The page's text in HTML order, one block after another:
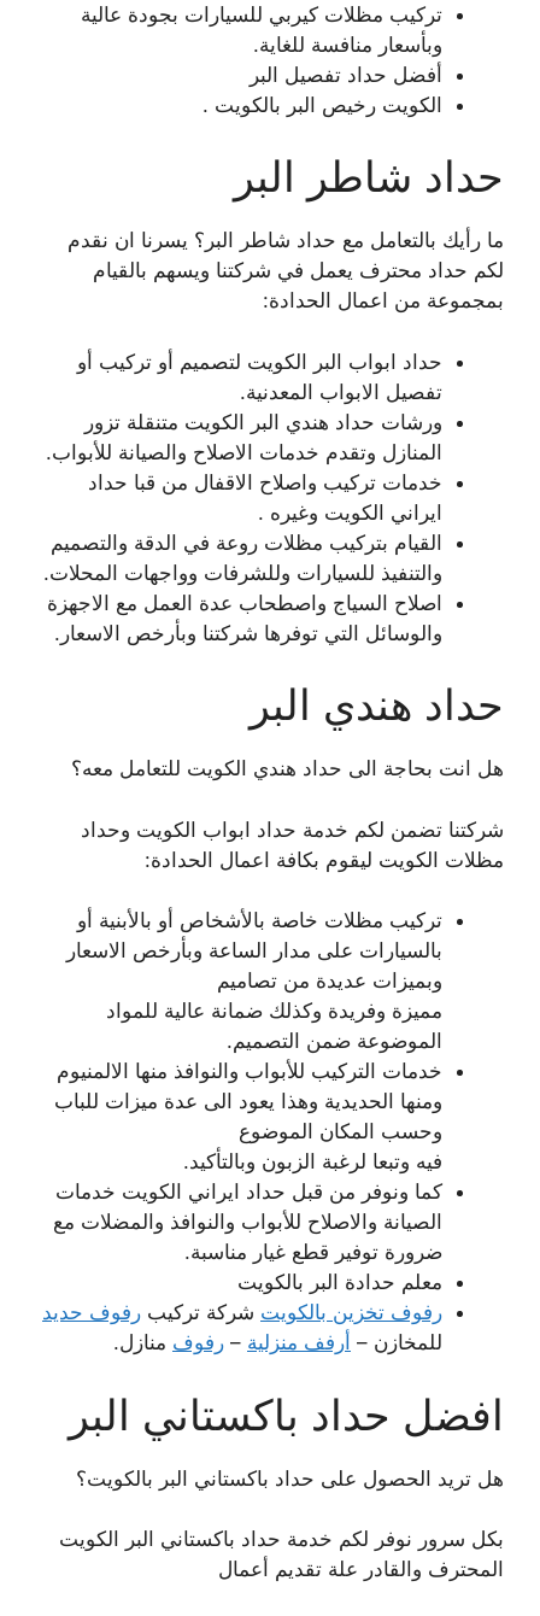
تركيب مظلات كيربي للسيارات بجودة عالية
وبأسعار منافسة للغاية.
أفضل حداد تفصيل البر
الكويت رخيص البر بالكويت .
حداد شاطر البر
ما رأيك بالتعامل مع حداد شاطر البر؟ يسرنا ان نقدم
لكم حداد محترف يعمل في شركتنا ويسهم بالقيام
بمجموعة من اعمال الحدادة:
حداد ابواب البر الكويت لتصميم أو تركيب أو
تفصيل الابواب المعدنية.
ورشات حداد هندي البر الكويت متنقلة تزور
المنازل وتقدم خدمات الاصلاح والصيانة للأبواب.
خدمات تركيب واصلاح الاقفال من قبا حداد
ايراني الكويت وغيره .
القيام بتركيب مظلات روعة في الدقة والتصميم
والتنفيذ للسيارات وللشرفات وواجهات المحلات.
اصلاح السياج واصطحاب عدة العمل مع الاجهزة
والوسائل التي توفرها شركتنا وبأرخص الاسعار.
حداد هندي البر
هل انت بحاجة الى حداد هندي الكويت للتعامل معه؟
شركتنا تضمن لكم خدمة حداد ابواب الكويت وحداد
مظلات الكويت ليقوم بكافة اعمال الحدادة:
تركيب مظلات خاصة بالأشخاص أو بالأبنية أو
بالسيارات على مدار الساعة وبأرخص الاسعار
وبميزات عديدة من تصاميم
مميزة وفريدة وكذلك ضمانة عالية للمواد
الموضوعة ضمن التصميم.
خدمات التركيب للأبواب والنوافذ منها الالمنيوم
ومنها الحديدية وهذا يعود الى عدة ميزات للباب
وحسب المكان الموضوع
فيه وتبعا لرغبة الزبون وبالتأكيد.
كما ونوفر من قبل حداد ايراني الكويت خدمات
الصيانة والاصلاح للأبواب والنوافذ والمضلات مع
ضرورة توفير قطع غيار مناسبة.
معلم حدادة البر بالكويت
رفوف تخزين بالكويت شركة تركيب رفوف حديد
للمخازن – أرفف منزلية – رفوف منازل.
افضل حداد باكستاني البر
هل تريد الحصول على حداد باكستاني البر بالكويت؟
بكل سرور نوفر لكم خدمة حداد باكستاني البر الكويت
المحترف والقادر علة تقديم أعمال